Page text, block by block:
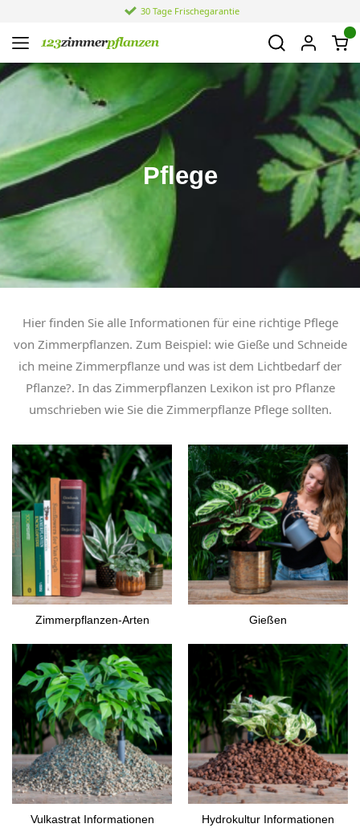
30 Tage Frischegarantie
Pflege
Hier finden Sie alle Informationen für eine richtige Pflege
von Zimmerpflanzen. Zum Beispiel: wie Gieße und Schneide
ich meine Zimmerpflanze und was ist dem Lichtbedarf der
Pflanze?. In das Zimmerpflanzen Lexikon ist pro Pflanze
umschrieben wie Sie die Zimmerpflanze Pflege sollten.
Zimmerpflanzen-Arten Gießen
Vulkastrat Informationen Hydrokultur Informationen